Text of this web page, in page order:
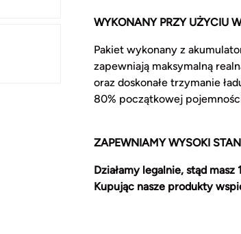
WYKONANY PRZY UŻYCIU
Pakiet wykonany z
zapewniają maksymalną
oraz doskonałe trzymanie
80% początkowej
ZAPEWNIAMY WYSOKI
Działamy legalnie, stąd
Kupując nasze produkty